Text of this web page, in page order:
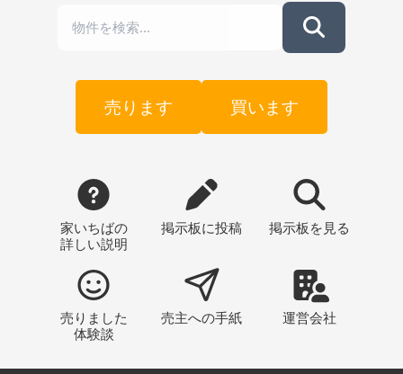
売ります 買います
家いちばの
詳しい説明
掲示板に投稿 掲示板 を見る
売りました
体験談
売主への手紙 運営会社